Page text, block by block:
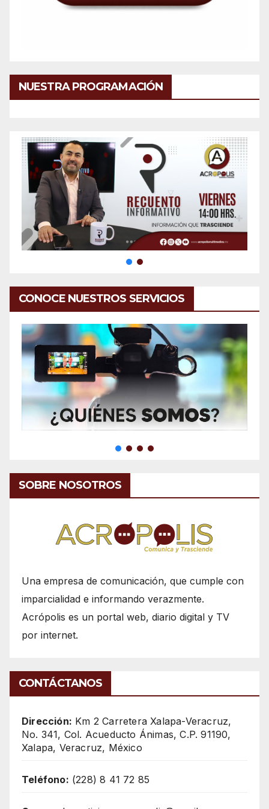
NUESTRA PROGRAMACIÓN
CONOCE NUESTROS SERVICIOS
SOBRE NOSOTROS
Una empresa de comunicación, que cumple con
imparcialidad e informando verazmente.
Acrópolis es un portal web, diario digital y TV
por internet.
CONTÁCTANOS
Dirección: Km 2 Carretera Xalapa-Veracruz,
No. 341, Col. Acueducto Ánimas, C.P. 91190,
Xalapa, Veracruz, México
Teléfono: (228) 8 41 72 85